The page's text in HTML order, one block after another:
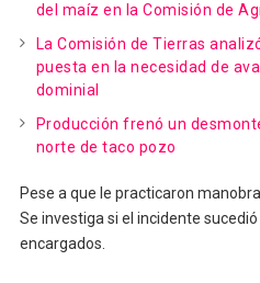
del maíz en la Comisión de
La Comisión de Tierras
puesta en la necesidad de
dominial
Producción frenó un
norte de taco pozo
Pese a que le practicaron
Se investiga si el incidente
encargados.